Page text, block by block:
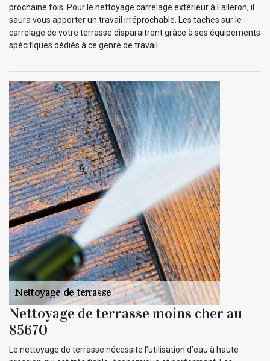
prochaine fois. Pour le nettoyage carrelage extérieur à Falleron, il
saura vous apporter un travail irréprochable. Les taches sur le
carrelage de votre terrasse disparaitront grâce à ses équipements
spécifiques dédiés à ce genre de travail.
Nettoyage de terrasse moins cher au
85670
Le nettoyage de terrasse nécessite l’utilisation d’eau à haute